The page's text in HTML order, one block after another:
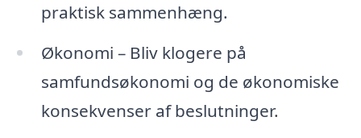
praktisk sammenhæng.
Økonomi – Bliv klogere på
samfundsøkonomi og de økonomiske
konsekvenser af beslutninger.